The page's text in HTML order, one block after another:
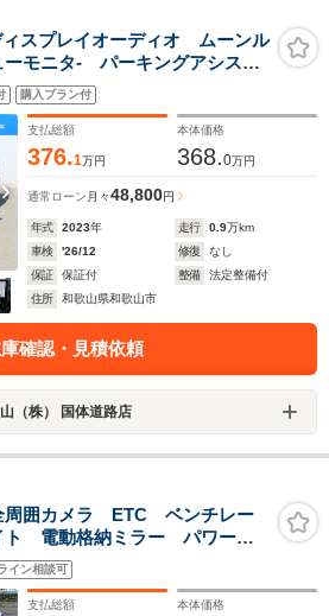
スプレイオーディオ ムーンル
モニタ- パーキングアシスト
ーダークルーズコントロー
ー パワーシート
購入プラン付
支払総額
376.1万円
本体価格
368.0万円
通常ローン 月々48,800円
年式 2023年 走行 0.9万km
車検
'26/12 修復
なし
保証
保証付 整備
法定整備付
住所
和歌山県和歌山市
確認・見積依頼
（株） 国体道路店
囲カメラ ETC ベンチレー
ト 電動格納ミラー パワーシ
ズコントロール オートエア
ー スマートキー オートラ
イン相談可
支払総額 本体価格